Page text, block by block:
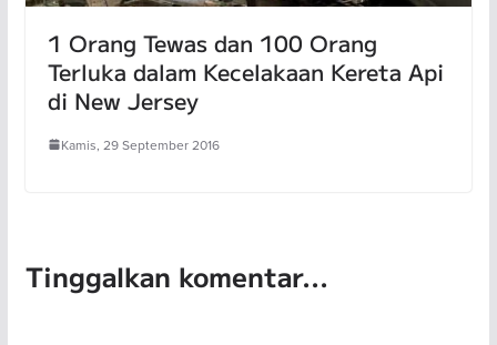
1 Orang Tewas dan 100 Orang
Terluka dalam Kecelakaan Kereta Api
di New Jersey
Kamis, 29 September 2016
Tinggalkan komentar...